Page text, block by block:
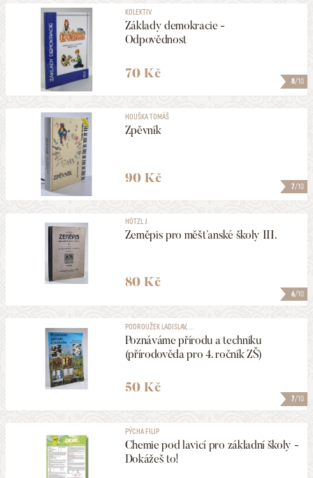
PODEPSANÉ
VYDÁNO V LETECH
MAXIMÁLNÍ CENA
290 Kč
ZOBRAZOVAT KVALITU
ULOŽIT MEZI MÉ KATEGORIE
NALEZENO556
8/10
KOLEKTIV
Základy demokracie -
Odpovědnost
70 Kč
7/10
HOUŠKA TOMÁŠ
Zpěvník
90 Kč
6/10
HÖTZL J.
Zeměpis pro měšťanské školy III.
80 Kč
7/10
PODROUŽEK LADISLAV, ...
Poznáváme přírodu a techniku
(přírodověda pro 4. ročník ZŠ)
50 Kč
PÝCHA FILIP
Chemie pod lavicí pro základní školy -
Dokážeš to!